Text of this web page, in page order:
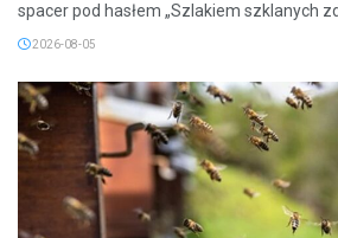
spacer pod hasłem „Szlakiem szklanych
2026-08-05